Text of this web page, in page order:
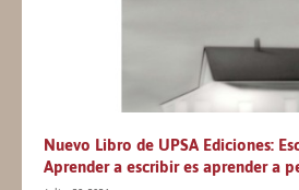
Nuevo Libro de UPSA Ediciones:
Aprender a escribir es aprender a